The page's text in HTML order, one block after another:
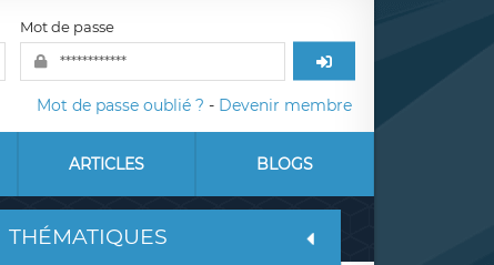
Mot de passe
Mot de passe oublié ? - Devenir membre
ARTICLES BLOGS
THÉMATIQUES